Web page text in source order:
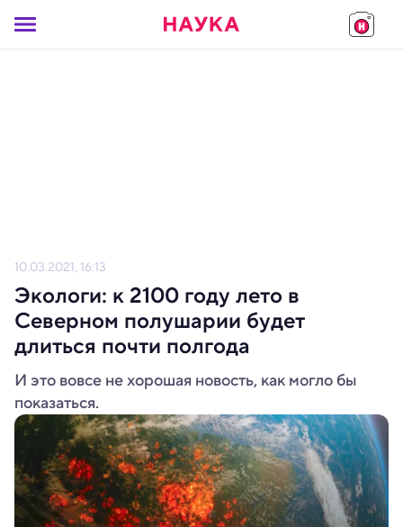
10.03.2021, 16:13
Экологи: к 2100 году лето в
Северном полушарии будет
длиться почти полгода
И это вовсе не хорошая новость, как могло бы
показаться.